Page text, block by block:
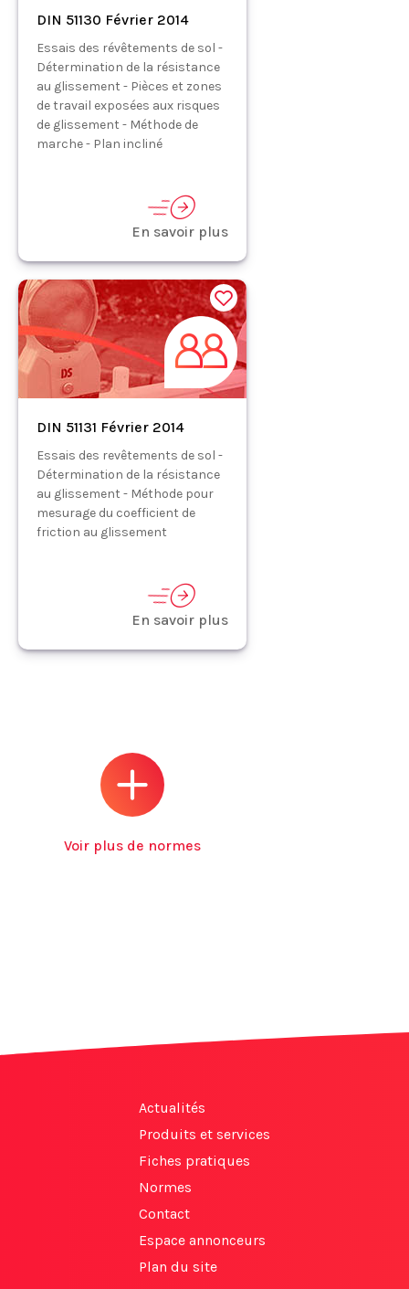
DIN 51130 Février 2014
Essais des révêtements de sol -
Détermination de la résistance
au glissement - Pièces et zones
de travail exposées aux risques
de glissement - Méthode de
marche - Plan incliné
En savoir plus
DIN 51131 Février 2014
Essais des revêtements de sol -
Détermination de la résistance
au glissement - Méthode pour
mesurage du coefficient de
friction au glissement
En savoir plus
Voir plus de normes
Actualités
Produits et services
Fiches pratiques
Normes
Contact
Espace annonceurs
Plan du site